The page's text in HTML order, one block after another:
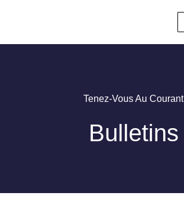
Tenez-Vous Au Courant
Bulletins